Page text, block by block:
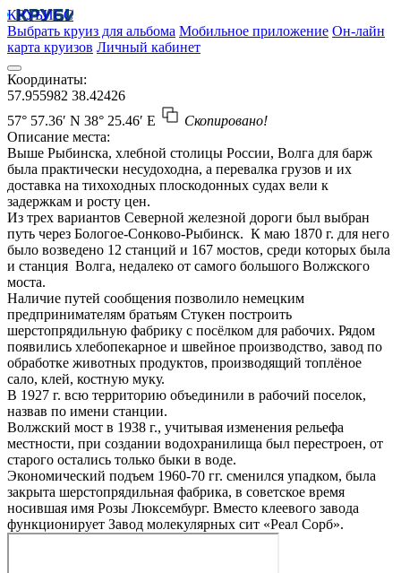
КРУБИСС
Выбрать круиз для альбома Мобильное приложение Он-лайн
карта круизов Личный кабинет
Координаты:
57.955982 38.42426
57° 57.36′ N 38° 25.46′ E
Скопировано!
Описание места:
Выше Рыбинска, хлебной столицы России, Волга для барж
была практически несудоходна, а перевалка грузов и их
доставка на тихоходных плоскодонных судах вели к
задержкам и росту цен.
Из трех вариантов Северной железной дороги был выбран
путь через Бологое-Сонково-Рыбинск. К маю 1870 г. для него
было возведено 12 станций и 167 мостов, среди которых была
и станция Волга, недалеко от самого большого Волжского
моста.
Наличие путей сообщения позволило немецким
предпринимателям братьям Стукен построить
шерстопрядильную фабрику с посёлком для рабочих. Рядом
появились хлебопекарное и швейное производство, завод по
обработке животных продуктов, производящий топлёное
сало, клей, костную муку.
В 1927 г. всю территорию объединили в рабочий поселок,
назвав по имени станции.
Волжский мост в 1938 г., учитывая изменения рельефа
местности, при создании водохранилища был перестроен, от
старого остались только быки в воде.
Экономический подъем 1960-70 гг. сменился упадком, была
закрыта шерстопрядильная фабрика, в советское время
носившая имя Розы Люксембург. Вместо клеевого завода
функционирует Завод молекулярных сит «Реал Сорб».